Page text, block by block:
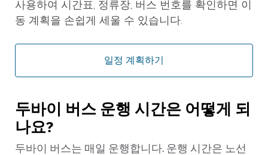
사용하여 시간표, 정류장, 버스 번호를 확인하면 이
동 계획을 손쉽게 세울 수 있습니다.
일정 계획하기
두바이 버스 운행 시간은 어떻게 되
나요?
두바이 버스는 매일 운행합니다. 운행 시간은 노선